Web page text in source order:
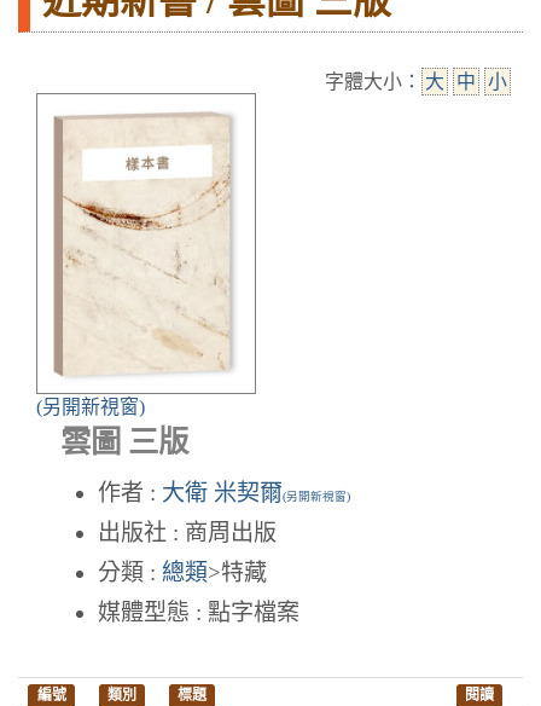
字體大小： 大 中 小
(另開新視窗)
雲圖 三版
作者 : 大衛 米契爾(另開新視窗)
出版社 : 商周出版
分類 : 總類>特藏
媒體型態 : 點字檔案
編號 類別 標題 閱讀